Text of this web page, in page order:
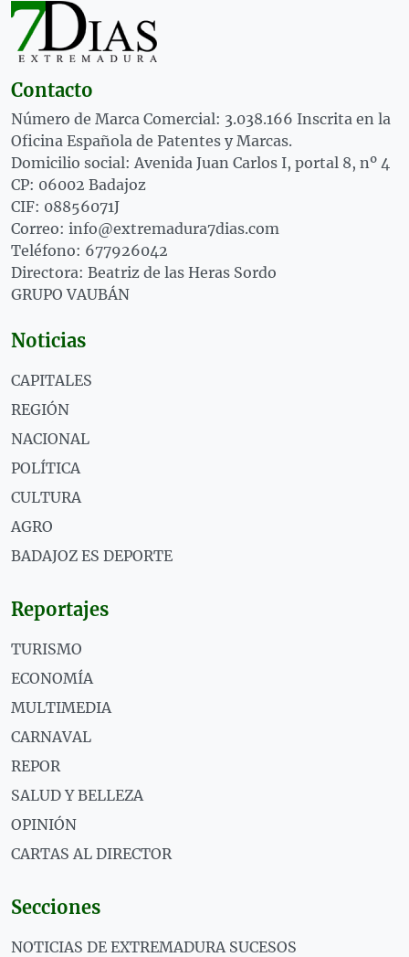
Contacto
Número de Marca Comercial: 3.038.166 Inscrita en la
Oficina Española de Patentes y Marcas.
Domicilio social: Avenida Juan Carlos I, portal 8, nº 4
CP: 06002 Badajoz
CIF: 08856071J
Correo: info@extremadura7dias.com
Teléfono: 677926042
Directora: Beatriz de las Heras Sordo
GRUPO VAUBÁN
Noticias
CAPITALES
REGIÓN
NACIONAL
POLÍTICA
CULTURA
AGRO
BADAJOZ ES DEPORTE
Reportajes
TURISMO
ECONOMÍA
MULTIMEDIA
CARNAVAL
REPOR
SALUD Y BELLEZA
OPINIÓN
CARTAS AL DIRECTOR
Secciones
NOTICIAS DE EXTREMADURA SUCESOS